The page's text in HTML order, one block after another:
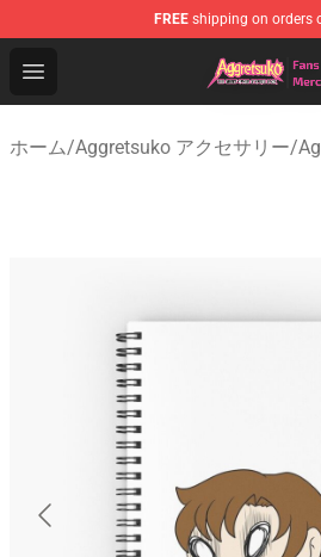
FREE shipping on orders
Open menu
Aggretsuko Store - Official
ホーム/Aggretsuko アクセサリー/